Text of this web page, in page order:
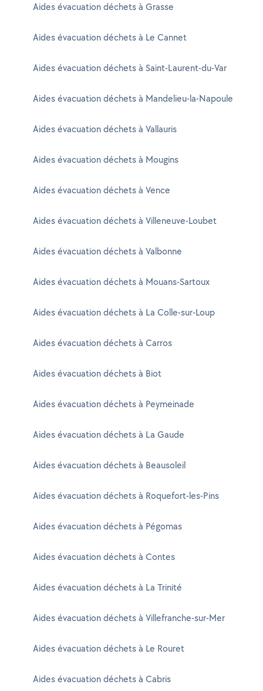
Aides évacuation déchets à Grasse
Aides évacuation déchets à Le Cannet
Aides évacuation déchets à Saint-Laurent-du-Var
Aides évacuation déchets à Mandelieu-la-Napoule
Aides évacuation déchets à Vallauris
Aides évacuation déchets à Mougins
Aides évacuation déchets à Vence
Aides évacuation déchets à Villeneuve-Loubet
Aides évacuation déchets à Valbonne
Aides évacuation déchets à Mouans-Sartoux
Aides évacuation déchets à La Colle-sur-Loup
Aides évacuation déchets à Carros
Aides évacuation déchets à Biot
Aides évacuation déchets à Peymeinade
Aides évacuation déchets à La Gaude
Aides évacuation déchets à Beausoleil
Aides évacuation déchets à Roquefort-les-Pins
Aides évacuation déchets à Pégomas
Aides évacuation déchets à Contes
Aides évacuation déchets à La Trinité
Aides évacuation déchets à Villefranche-sur-Mer
Aides évacuation déchets à Le Rouret
Aides évacuation déchets à Cabris